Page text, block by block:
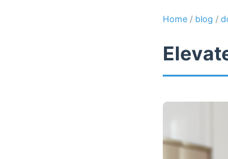
Home / blog /